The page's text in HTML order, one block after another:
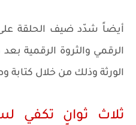
أيضاً شدّد ضيف الحلقة
الرقمي والثروة الرقمية
الورثة وذلك من خلال كتابة
ثلاث ثوانٍ تكفي